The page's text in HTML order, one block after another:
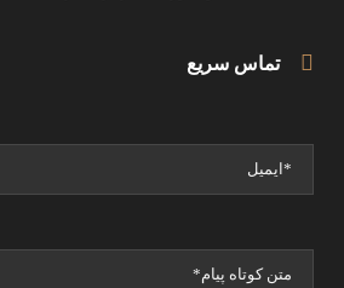
تماس سریع